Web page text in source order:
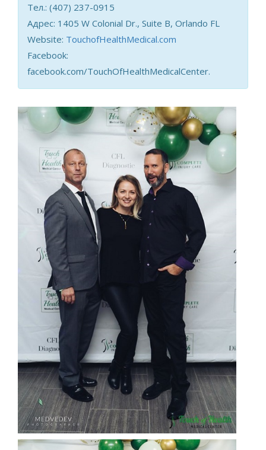
Тел.: (407) 237-0915
Адрес: 1405 W Colonial Dr., Suite B, Orlando FL
Website: TouchofHealthMedical.com
Facebook:
facebook.com/TouchOfHealthMedicalCenter.